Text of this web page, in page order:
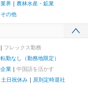
界
農林水産・鉱業
その他
フレックス勤務
転勤なし（勤務地限定）
企業
中国語を活かす
土日祝休み
原則定時退社